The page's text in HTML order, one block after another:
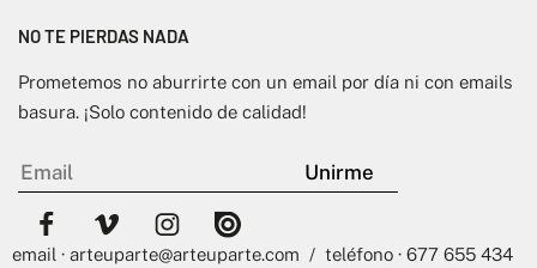
NO TE PIERDAS NADA
Prometemos no aburrirte con un email por día ni con emails
basura. ¡Solo contenido de calidad!
email · arteuparte@arteuparte.com / teléfono · 677 655 434